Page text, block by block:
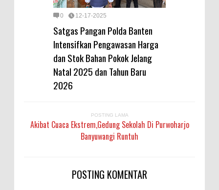
0 12-17-2025
Satgas Pangan Polda Banten
Intensifkan Pengawasan Harga
dan Stok Bahan Pokok Jelang
Natal 2025 dan Tahun Baru
2026
POSTING LAMA
Akibat Cuaca Ekstrem,Gedung Sekolah Di Purwoharjo
Banyuwangi Runtuh
POSTING KOMENTAR